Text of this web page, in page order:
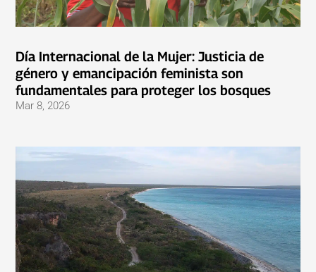
Día Internacional de la Mujer: Justicia de
género y emancipación feminista son
fundamentales para proteger los bosques
Mar 8, 2026